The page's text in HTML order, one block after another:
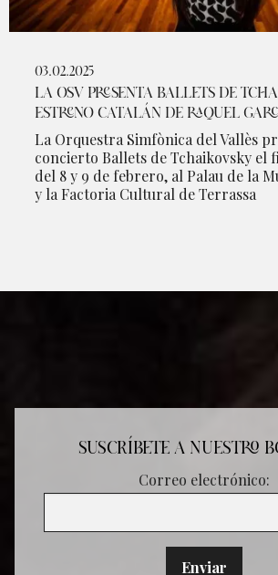
03.02.2025
LA OSV PRESENTA BALLETS DE
ESTRENO CATALÁN DE RAQUEL
La Orquestra Simfònica del Vallès
concierto Ballets de Tchaikovsky el
del 8 y 9 de febrero, al Palau de la
y la Factoria Cultural de Terrassa
SUSCRÍBETE A NUESTRO
Correo electrónico: